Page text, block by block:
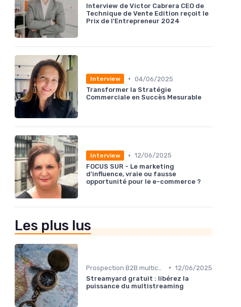
Interview de Victor Cabrera CEO de
Technique de Vente Edition reçoit le
Prix de l'Entrepreneur 2024
Interview • 04/06/2025
Transformer la Stratégie
Commerciale en Succès Mesurable
Interview • 12/06/2025
FOCUS SUR - Le marketing
d'influence, vraie ou fausse
opportunité pour le e-commerce ?
Les plus lus
• 12/06/2025
Streamyard gratuit : libérez la
puissance du multistreaming